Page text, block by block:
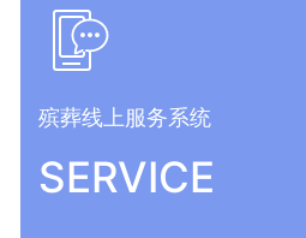
殡葬线上服务系统
SERVICE